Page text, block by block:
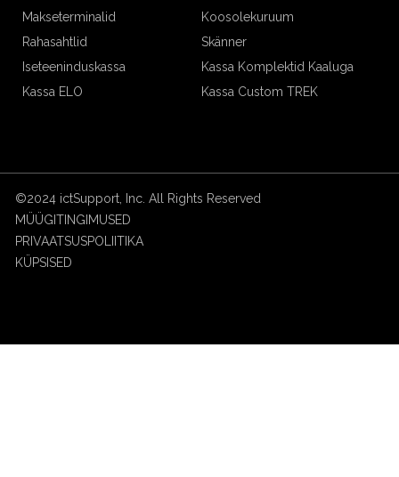
Makseterminalid
Koosolekuruum
Rahasahtlid
Skänner
Iseteeninduskassa
Kassa Komplektid Kaaluga
Kassa ELO
Kassa Custom TREK
©2024 ictSupport, Inc. All Rights Reserved
MÜÜGITINGIMUSED
PRIVAATSUSPOLIITIKA
KÜPSISED